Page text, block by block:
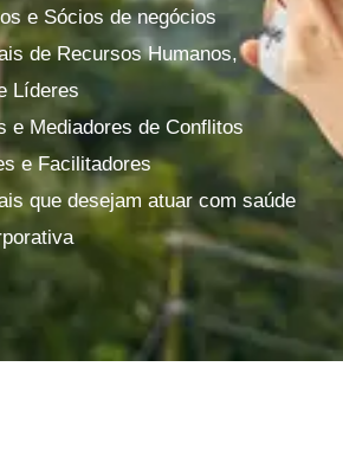
e Sócios de negócios
de Recursos Humanos,
Líderes
e Mediadores de Conflitos
e Facilitadores
que desejam atuar com saúde